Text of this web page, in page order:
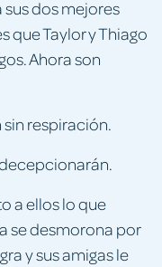
sus dos mejores
que Taylor y Thiago
Ahora son
sin respiración.
a ellos lo que
se desmorona por
y sus amigas le